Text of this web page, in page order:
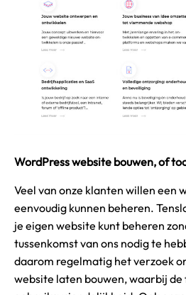
WordPress website bouwen, of
Veel van onze klanten willen een
eenvoudig kunnen beheren.
je eigen website kunt beheren
tussenkomst van ons nodig te
daarom regelmatig het verzoek
website laten bouwen, waarbij de